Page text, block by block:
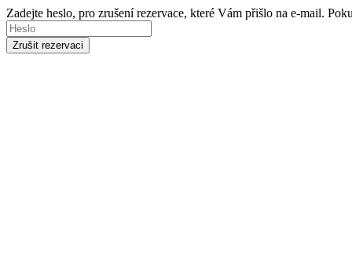
Zadejte heslo, pro zrušení rezervace, které Vám přišlo na e-mail.
Zrušit rezervaci